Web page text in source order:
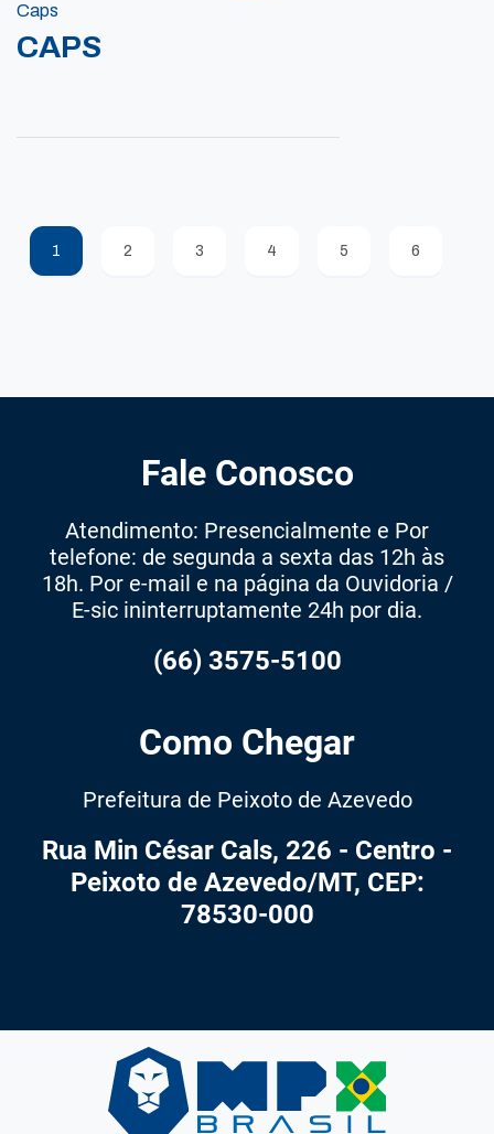
Caps
CAPS
1 2 3 4 5 6
Fale Conosco
Atendimento: Presencialmente e Por
telefone: de segunda a sexta das 12h às
18h. Por e-mail e na página da Ouvidoria /
E-sic ininterruptamente 24h por dia.
(66) 3575-5100
Como Chegar
Prefeitura de Peixoto de Azevedo
Rua Min César Cals, 226 - Centro -
Peixoto de Azevedo/MT, CEP:
78530-000